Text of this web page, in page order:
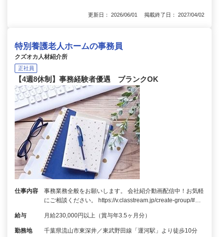
更新日： 2026/06/01 掲載終了日： 2027/04/02
特別養護老人ホームの事務員
クズオカ人材紹介所
正社員
【4週8休制】事務経験者優遇 ブランクOK
仕事内容
事務業務全般をお願いします。 会社紹介動画配信中！お気軽
にご相談ください。 https://v.classtream.jp/create-group/#…
給与 月給230,000円以上（賞与年3.5ヶ月分）
勤務地 千葉県流山市東深井／東武野田線「運河駅」より徒歩10分